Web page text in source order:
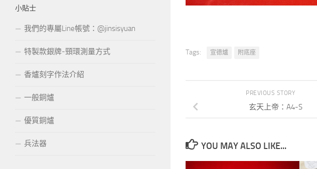
Tags: 宣德爐 附底座
PREVIOUS STORY
玄天上帝：A4-S
YOU MAY ALSO LIKE...
小貼士
我們的專屬Line帳號：@jinsisyuan
特製款銀牌-頸環測量方式
香爐刻字作法介紹
一般銅爐
優質銅爐
兵法器